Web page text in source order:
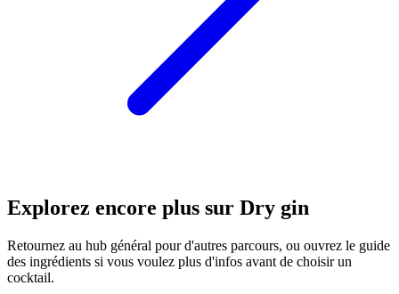
Explorez encore plus sur Dry gin
Retournez au hub général pour d'autres parcours, ou ouvrez le guide
des ingrédients si vous voulez plus d'infos avant de choisir un
cocktail.